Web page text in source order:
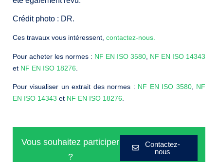
Crédit photo : DR.
Ces travaux vous intéressent, contactez-nous.
Pour acheter les normes : NF EN ISO 3580 NF EN ISO 14343
et NF EN ISO 18276
Pour visualiser un extrait des normes : NF EN ISO 3580, NF
EN ISO 14343 et NF EN ISO 18276
Vous souhaitez participer
?
Contactez-
nous